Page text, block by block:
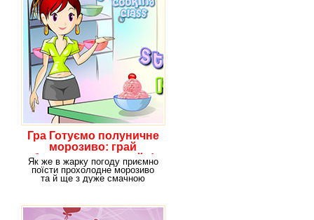
Гра Готуємо полуничне
морозиво: грай
безкоштовно онлайн!
Як же в жарку погоду приємно
поїсти прохолодне морозиво
та й ще з дуже смачною